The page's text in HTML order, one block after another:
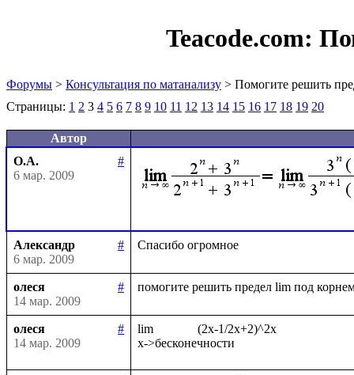
Teacode.com:
Форумы > Консультация по матанализу > Помогите решить
Страницы: 1 2 3 4 5 6 7 8 9 10 11 12 13 14 15 16 17 18 19 20
Автор
О.А.
#
6 мар. 2009
Александр
#
6 мар. 2009
олеся
#
14 мар. 2009
олеся
#
14 мар. 2009
lim              (2x-1/2x+2)^2x